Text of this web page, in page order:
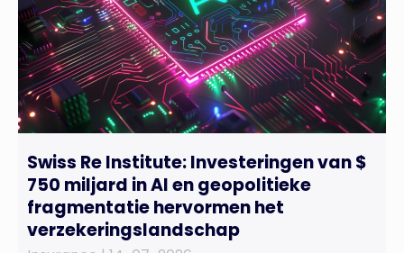
Swiss Re Institute: Investeringen van $
750 miljard in AI en geopolitieke
fragmentatie hervormen het
verzekeringslandschap